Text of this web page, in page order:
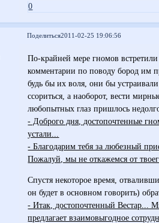
0
Поделиться2011-02-25 19:06:56
По-крайней мере гномов
комментарии по поводу бород им
будь бы их воля, они бы
ссориться, а наоборот, вести
любопытных глаз пришлось
- Доброго дня, достопочтенные
устали...
- Благодарим тебя за любезный
Пожалуй, мы не откажемся от
Спустя некоторое время,
он будет в основном говорить)
- Итак, достопочтенный Вестар...
предлагает взаимовыгодное